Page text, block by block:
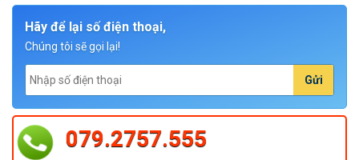
Hãy để lại số điện thoại,
Chúng tôi sẽ gọi lại!
Gửi
079.2757.555